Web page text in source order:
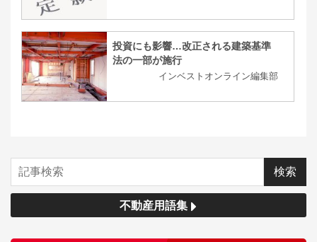
投資にも影響…改正される建築基準
法の一部が施行
インベストオンライン編集部
不動産用語集